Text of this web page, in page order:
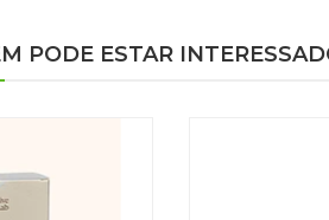
PODE ESTAR